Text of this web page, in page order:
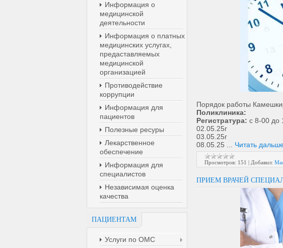
Информация о
медицинской
деятельности
Информация о платных
медицинских услугах,
предаставляемых
медицинской
организацией
Противодействие
коррупции
Информация для
пациентов
Полезные ресуры
Лекарственное
обеспечение
Информация для
специалистов
Независимая оценка
качества
ПАЦИЕНТАМ
Услуги по ОМС
Порядок работы
Поликлиника:
Регистратура: с 8-00 до
02.05.25г
03.05.25г
08.05.25
Читать
Просмотров: 151 | Добавил:
ПРИЕМ ВРАЧЕЙ